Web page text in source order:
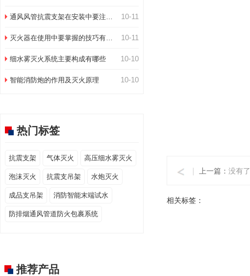
通风风管抗震支架在安装中要注意
10-11
灭火器在使用中要掌握的技巧有哪
10-11
细水雾灭火系统主要构成有哪些 10-10
智能消防炮的作用及灭火原理 10-10
热门标签
抗震支架 气体灭火 高压细水雾灭火
泡沫灭火 抗震支吊架 水炮灭火
成品支吊架 消防智能末端试水
防排烟通风管道防火包裹系统
推荐产品
上一篇： 没有了
相关标签：